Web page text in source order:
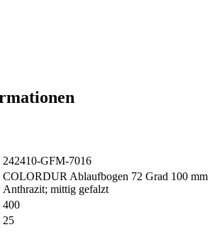
242410-GFM-7016
COLORDUR Ablaufbogen 72 Grad 100 mm
Anthrazit; mittig gefalzt
400
25